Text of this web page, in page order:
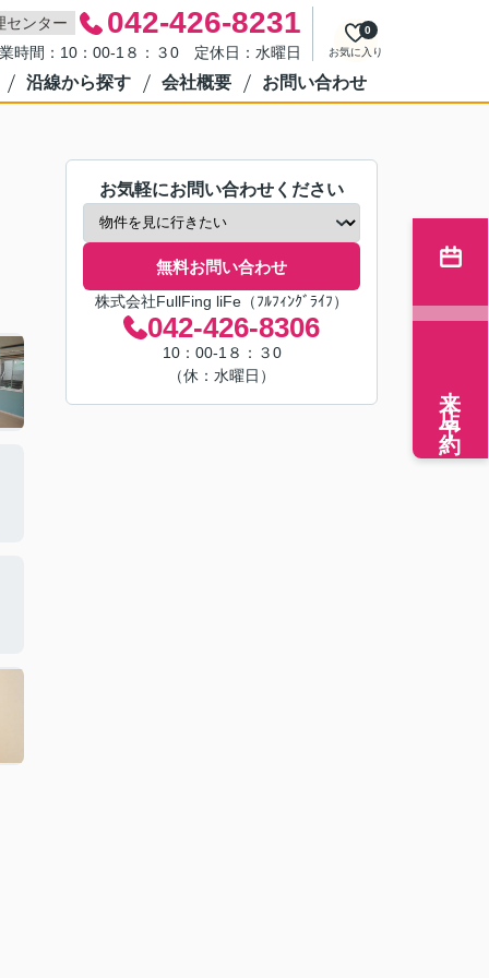
センター 042-426-8231
時間：10：00-1８：３0 定休日：水曜日 お気に入り
0
沿線から探す 会社概要 お問い合わせ
お気軽にお問い合わせください
無料お問い合わせ
株式会社FullFing liFe（ﾌﾙﾌｨﾝｸﾞﾗｲﾌ）
042-426-8306
10：00-1８：３0
（休：水曜日）
来店予約